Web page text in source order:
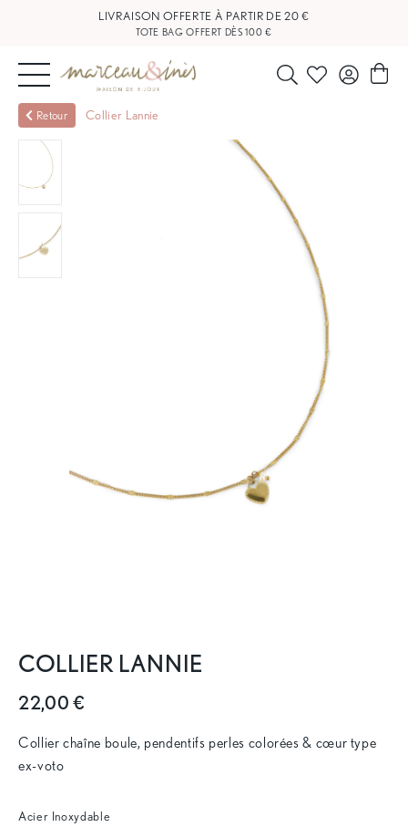
TOTE BAG OFFERT DÈS 100 €
NOUVEAUTÉS
BIJOUX
OUTLET
Retour Collier Lannie
COLLIER LANNIE
22,00 €
Collier chaîne boule, pendentifs perles colorées & cœur type
ex-voto
Acier Inoxydable